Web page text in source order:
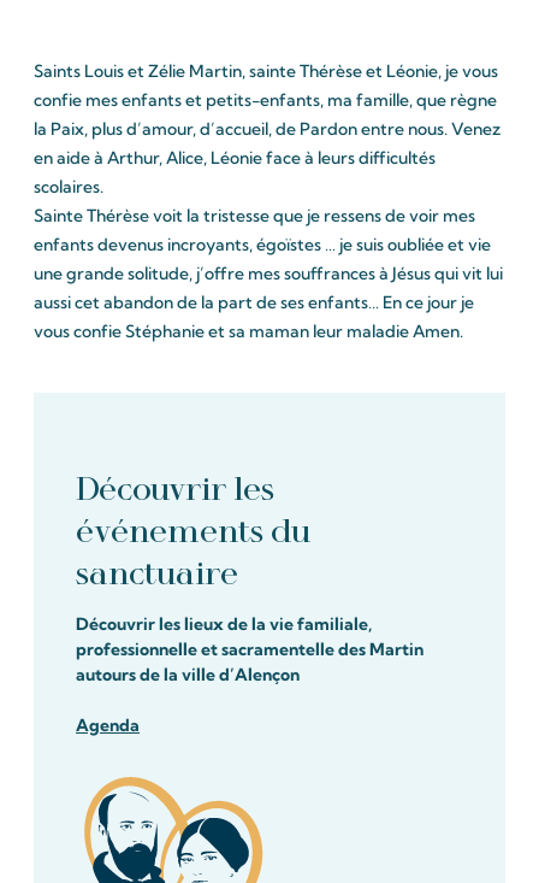
Saints Louis et Zélie Martin, sainte Thérèse et Léonie, je vous
confie mes enfants et petits-enfants, ma famille, que règne
la Paix, plus d’amour, d’accueil, de Pardon entre nous. Venez
en aide à Arthur, Alice, Léonie face à leurs difficultés
scolaires.
Sainte Thérèse voit la tristesse que je ressens de voir mes
enfants devenus incroyants, égoïstes … je suis oubliée et vie
une grande solitude, j’offre mes souffrances à Jésus qui vit lui
aussi cet abandon de la part de ses enfants… En ce jour je
vous confie Stéphanie et sa maman leur maladie Amen.
Découvrir les
événements du
sanctuaire
Découvrir les lieux de la vie familiale,
professionnelle et sacramentelle des Martin
autours de la ville d’Alençon
Agenda